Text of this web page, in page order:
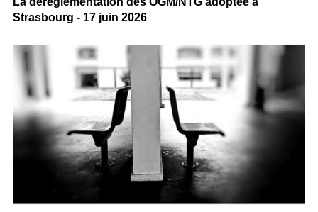
Strasbourg - 17 juin 2026